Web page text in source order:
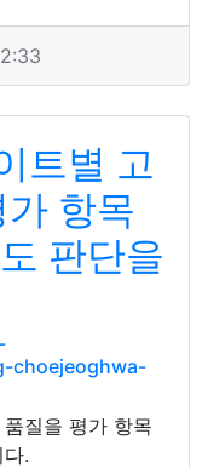
트별 고
항목
판단을
choejeoghwa-
질을 평가 항목
.